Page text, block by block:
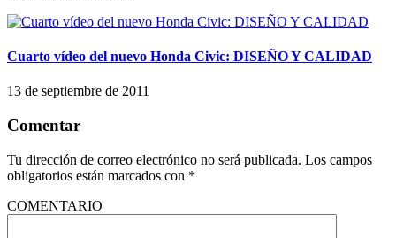
Cuarto vídeo del nuevo Honda Civic: DISEÑO Y CALIDAD
13 de septiembre de 2011
Comentar
Tu dirección de correo electrónico no será publicada. Los campos
obligatorios están marcados con *
COMENTARIO